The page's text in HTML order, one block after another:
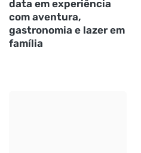
data em experiência
com aventura,
gastronomia e lazer em
família